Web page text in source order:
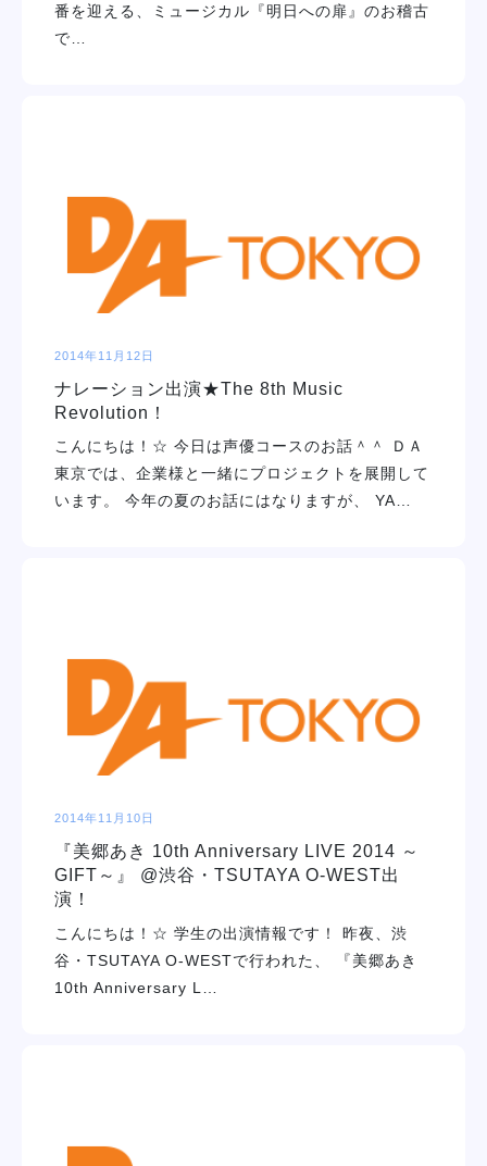
番を迎える、ミュージカル『明日への扉』のお稽古
で…
2014年11月12日
ナレーション出演★The 8th Music
Revolution！
こんにちは！☆ 今日は声優コースのお話＾＾ ＤＡ
東京では、企業様と一緒にプロジェクトを展開して
います。 今年の夏のお話にはなりますが、 YA…
2014年11月10日
『美郷あき 10th Anniversary LIVE 2014 ～
GIFT～』 @渋谷・TSUTAYA O-WEST出
演！
こんにちは！☆ 学生の出演情報です！ 昨夜、渋
谷・TSUTAYA O-WESTで行われた、 『美郷あき
10th Anniversary L…